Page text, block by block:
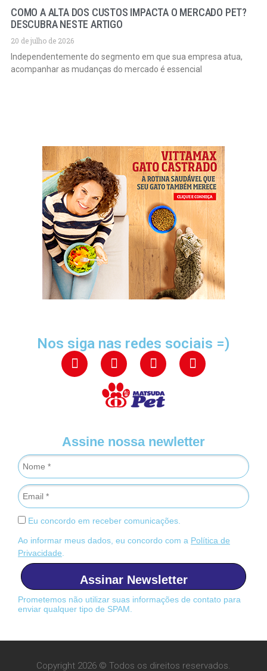
COMO A ALTA DOS CUSTOS IMPACTA O MERCADO PET?
DESCUBRA NESTE ARTIGO
20 de julho de 2026
Independentemente do segmento em que sua empresa atua,
acompanhar as mudanças do mercado é essencial
Nos siga nas redes sociais =)
Assine nossa newletter
Eu concordo em receber comunicações.
Ao informar meus dados, eu concordo com a Política de
Privacidade
Assinar Newsletter
Prometemos não utilizar suas informações de contato para
enviar qualquer tipo de SPAM.
Copyright 2026 © Todos os direitos reservados.